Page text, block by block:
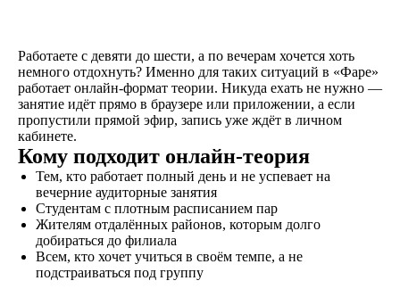
Работаете с девяти до шести, а по вечерам хочется хоть
немного отдохнуть? Именно для таких ситуаций в «Фаре»
работает онлайн-формат теории. Никуда ехать не нужно —
занятие идёт прямо в браузере или приложении, а если
пропустили прямой эфир, запись уже ждёт в личном
кабинете.
Кому подходит онлайн-теория
Тем, кто работает полный день и не успевает на
вечерние аудиторные занятия
Студентам с плотным расписанием пар
Жителям отдалённых районов, которым долго
добираться до филиала
Всем, кто хочет учиться в своём темпе, а не
подстраиваться под группу
теоретический и
практический курс,
продолжительностью
от 1,5 месяцев, в
зависимости от
категории
транспортного
средства
Обучение